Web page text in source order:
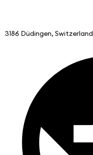
3186 Düdingen, Switzerland